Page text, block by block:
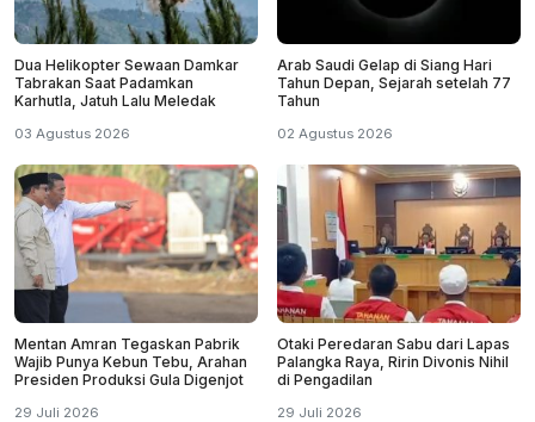
Dua Helikopter Sewaan Damkar
Tabrakan Saat Padamkan
Karhutla, Jatuh Lalu Meledak
03 Agustus 2026
Arab Saudi Gelap di Siang Hari
Tahun Depan, Sejarah setelah 77
Tahun
02 Agustus 2026
Mentan Amran Tegaskan Pabrik
Wajib Punya Kebun Tebu, Arahan
Presiden Produksi Gula Digenjot
29 Juli 2026
Otaki Peredaran Sabu dari Lapas
Palangka Raya, Ririn Divonis Nihil
di Pengadilan
29 Juli 2026